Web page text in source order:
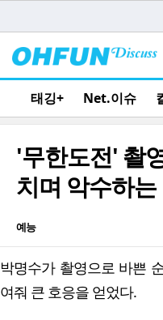
태깅+ Net.이슈
'무한도전' 촬
치며 악수하
예능
박명수가 촬영으로 바쁜
여줘 큰 호응을 얻었다.